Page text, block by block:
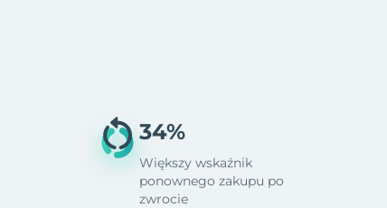
34%
Większy wskaźnik
ponownego zakupu po
zwrocie